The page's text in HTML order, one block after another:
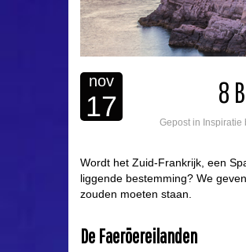
nov
17 8
Gepost in
Wordt het Zuid-Frankrijk, een
liggende bestemming? We
zouden moeten staan.
De Faeröereilanden